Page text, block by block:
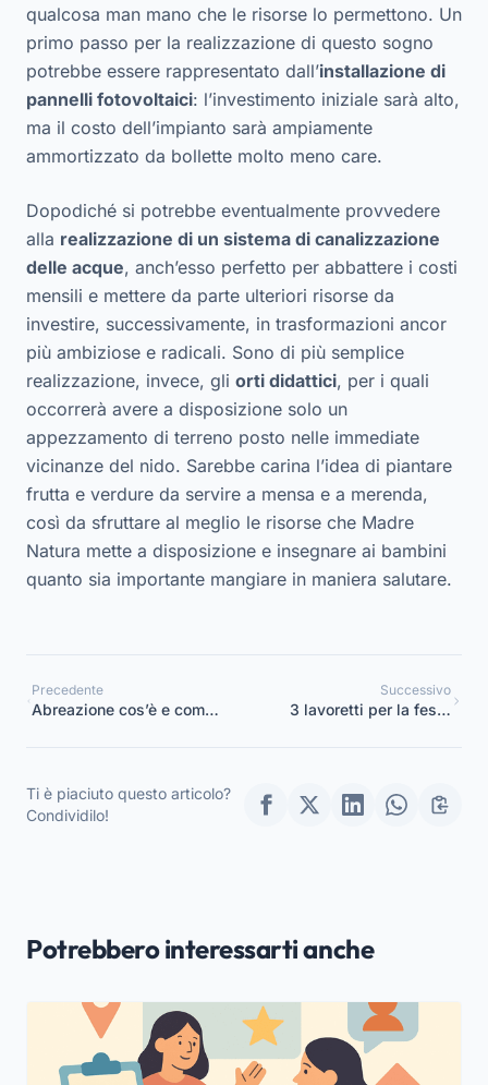
qualcosa man mano che le risorse lo permettono. Un
primo passo per la realizzazione di questo sogno
potrebbe essere rappresentato dall’installazione di
pannelli fotovoltaici: l’investimento iniziale sarà alto,
ma il costo dell’impianto sarà ampiamente
ammortizzato da bollette molto meno care.
Dopodiché si potrebbe eventualmente provvedere
alla realizzazione di un sistema di canalizzazione
delle acque, anch’esso perfetto per abbattere i costi
mensili e mettere da parte ulteriori risorse da
investire, successivamente, in trasformazioni ancor
più ambiziose e radicali. Sono di più semplice
realizzazione, invece, gli orti didattici, per i quali
occorrerà avere a disposizione solo un
appezzamento di terreno posto nelle immediate
vicinanze del nido. Sarebbe carina l’idea di piantare
frutta e verdure da servire a mensa e a merenda,
così da sfruttare al meglio le risorse che Madre
Natura mette a disposizione e insegnare ai bambini
quanto sia importante mangiare in maniera salutare.
Precedente
Abreazione cos’è e come
dell’infanzia
Successivo
3 lavoretti per la festa
Ti è piaciuto questo articolo?
Condividilo!
Potrebbero interessarti anche